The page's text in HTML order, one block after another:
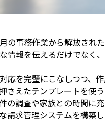
の事務作業から解放され
情報を伝えるだけでなく
応を完璧にこなしつつ、
さえたテンプレートを使
の調査や家族との時間に
請求管理システムを構築